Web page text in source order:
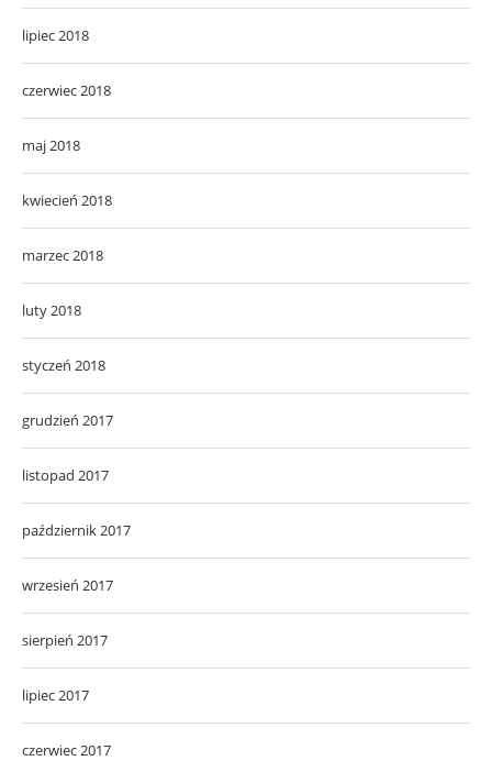
lipiec 2018
czerwiec 2018
maj 2018
kwiecień 2018
marzec 2018
luty 2018
styczeń 2018
grudzień 2017
listopad 2017
październik 2017
wrzesień 2017
sierpień 2017
lipiec 2017
czerwiec 2017